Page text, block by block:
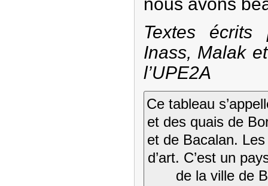
nous avons
Textes écrits
Inass, Malak
l’UPE2A
Ce tableau
et des quais de
et de Bacalan.
d’art. C’est un
de la ville de